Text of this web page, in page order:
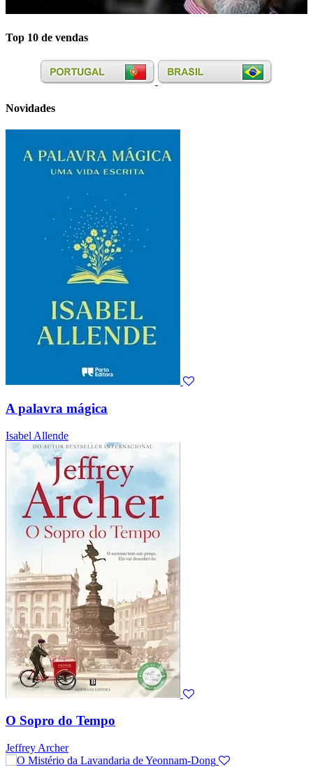
Top 10 de vendas
Novidades
A palavra mágica
Isabel Allende
O Sopro do Tempo
Jeffrey Archer